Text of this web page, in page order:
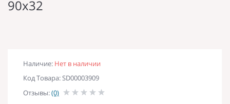
90х32
Наличие: Нет в наличии
Код Товара: SD00003909
Отзывы:(0)